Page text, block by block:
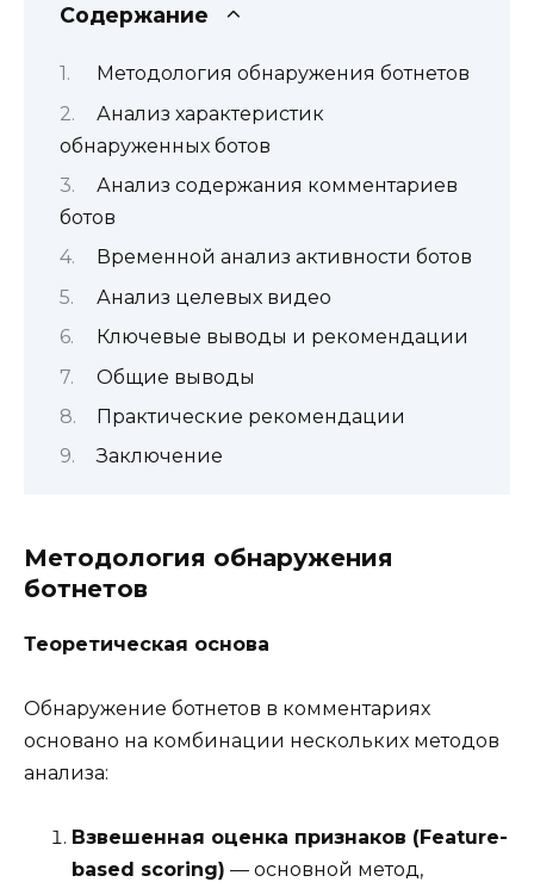
Содержание
Методология обнаружения ботнетов
Анализ характеристик
обнаруженных ботов
Анализ содержания комментариев
ботов
Временной анализ активности ботов
Анализ целевых видео
Ключевые выводы и рекомендации
Общие выводы
Практические рекомендации
Заключение
Методология обнаружения
ботнетов
Теоретическая основа
Обнаружение ботнетов в комментариях
основано на комбинации нескольких методов
анализа:
Взвешенная оценка признаков (Feature-
based scoring) — основной метод,